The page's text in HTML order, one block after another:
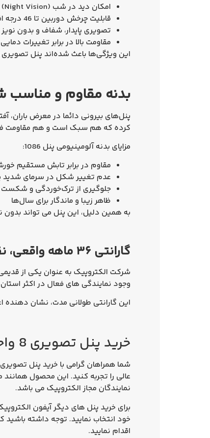
امکان دید در شب (Night Vision)
قابلیت چرخش دوربین تا 46 درجه افقی
تصویری پایدار، شفاف و بدون نویز
مقاومت بالا در برابر تغییرات
این ویژگی‌ها باعث شده‌اند پنل تصویری 8 واحدی افقی الکتروپیک 1086
بدنه مقاوم و مناسب
پنل‌های بیرونی دائما در معرض باران،
کرده که هم سبک است و هم مقاومت فوق‌
مزایای بدنه آلومینیومی پنل 1086:
مقاوم در برابر تابش مستقیم
عدم تغییر شکل در سرمای شدید یا
جلوگیری از ترک‌خوردگی و شکست
ظاهر زیبا و ماندگار برای سال‌ها
به همین دلیل، این پنل می‌ تواند بدون
گارانتی ۳۶ ماهه واقعی، نقطه قوت اصلی الکتروپیک
شرکت الکتروپیک به‌ عنوان یکی از
وجود نمایندگی‌ های فعال در اکثر
این گارانتی طولانی‌ مدت، نشان‌ دهنده
خرید پنل تصویری 8 واحدی افقی 1086 الکتروپیک
شما همراهان گرامی با خرید پنل تصویری 8 واحدی افقی
نمایندگان مجاز الکتروپیک می باشد.
برای خرید پنل های دیگر آیفون
خود انتخاب نمایید. توجه داشته
اقدام نمایید.